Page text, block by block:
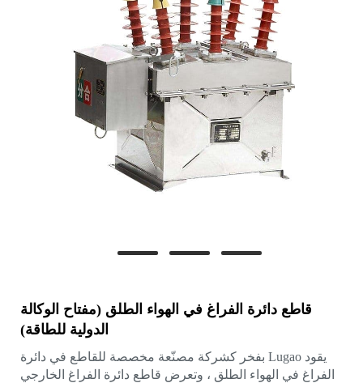
قاطع دائرة الفراغ في الهواء الطلق (مفتاح الوكالة
الدولية للطاقة)
يقود Lugao بفخر كشركة مصنّعة مخصصة للقاطع في دائرة
الفراغ في الهواء الطلق ، وتعرض قاطع دائرة الفراغ الخارجي